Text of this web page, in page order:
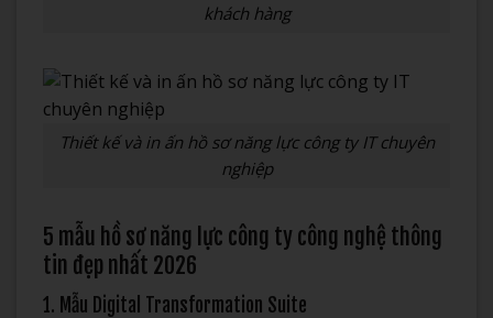
khách hàng
Thiết kế và in ấn hồ sơ năng lực công ty IT chuyên
nghiệp
5 mẫu hồ sơ năng lực công ty công nghệ thông
tin đẹp nhất 2026
1. Mẫu Digital Transformation Suite